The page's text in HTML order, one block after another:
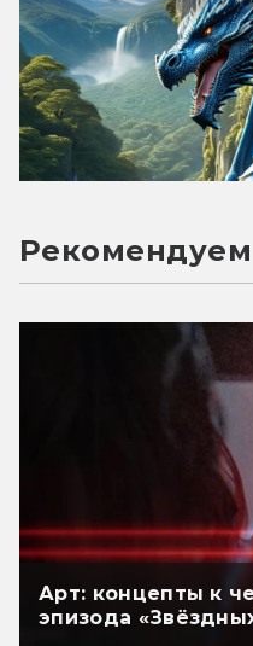
Рекомендуем
Арт: концепты к
эпизода